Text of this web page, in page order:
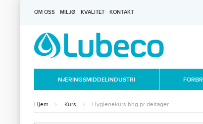
OM OSS MILJØ KVALITET KONTAKT
NÆRINGSMIDDELINDUSTRI
Hjem Kurs Hygienekurs bhg pr deltager